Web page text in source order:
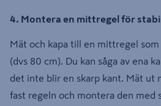
4. Montera en mittregel för
Mät och kapa till en mittregel
(dvs 80 cm). Du kan såga av ena
det inte blir en skarp kant. Mät ut
fast regeln och montera den med